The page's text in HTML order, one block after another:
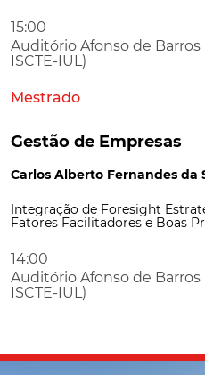
15:00
Auditório Afonso de Barros
ISCTE-IUL)
Mestrado
Gestão de Empresas
Carlos Alberto Fernandes da
Integração de Foresight
Fatores Facilitadores e Boas
14:00
Auditório Afonso de Barros
ISCTE-IUL)